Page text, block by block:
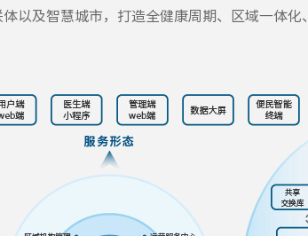
以及智慧城市，打造全健康周期、区域一体化